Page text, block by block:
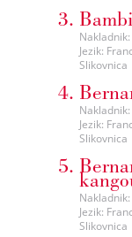
Jezik:
Slikovnica
Jezik:
Slikovnica
Jezik:
Slikovnica